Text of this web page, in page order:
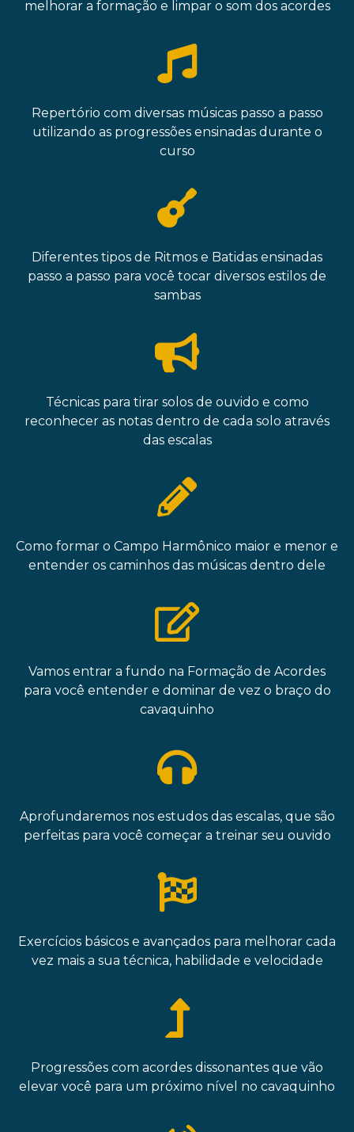
melhorar a formação e limpar o som dos acordes
Repertório com diversas músicas passo a passo
utilizando as progressões ensinadas durante o
curso
Diferentes tipos de Ritmos e Batidas ensinadas
passo a passo para você tocar diversos estilos de
sambas
Técnicas para tirar solos de ouvido e como
reconhecer as notas dentro de cada solo através
das escalas
Como formar o Campo Harmônico maior e menor e
entender os caminhos das músicas dentro dele
Vamos entrar a fundo na Formação de Acordes
para você entender e dominar de vez o braço do
cavaquinho
Aprofundaremos nos estudos das escalas, que são
perfeitas para você começar a treinar seu ouvido
Exercícios básicos e avançados para melhorar cada
vez mais a sua técnica, habilidade e velocidade
Progressões com acordes dissonantes que vão
elevar você para um próximo nível no cavaquinho